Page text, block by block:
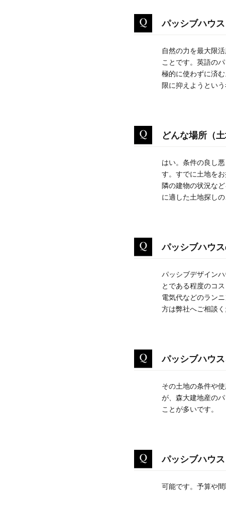
パッシブハウ
自然の力を最大限
ことです。英語の
極的に使わずに済
限に抑えようとい
どんな場所（
はい。条件の良し
す。すでに土地を
隣の建物の状況な
に適した土地探し
パッシブハウ
パッシブデザイン
とである程度のコ
電気代などのラン
方は弊社へご相談く
パッシブハウ
その土地の条件や
が、森大建地産の
ことが多いです。
パッシブハウ
可能です。予算や